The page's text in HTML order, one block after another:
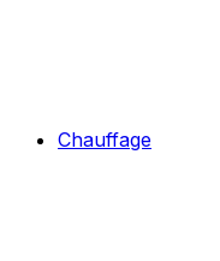
Chauffage